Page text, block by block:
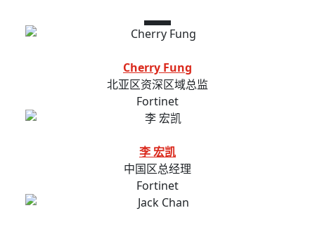
Cherry Fung
北亚区资深区域总监
Fortinet
李 宏凯
中国区总经理
Fortinet